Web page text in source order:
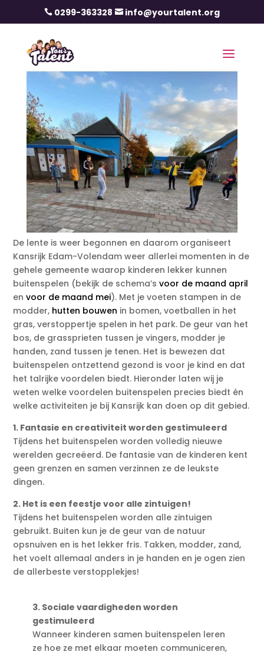
 0299-363328  info@yourtalent.org
De lente is weer begonnen en daarom organiseert
Kansrijk Edam-Volendam weer allerlei momenten in de
gehele gemeente waarop kinderen lekker kunnen
buitenspelen (bekijk de schema’svoor de maand april
envoor de maand mei). Met je voeten stampen in de
modder, hutten bouwen in bomen, voetballen in het
gras, verstoppertje spelen in het park. De geur van het
bos, de grassprieten tussen je vingers, modder je
handen, zand tussen je tenen. Het is bewezen dat
buitenspelen ontzettend gezond is voor je kind en dat
het talrijke voordelen biedt. Hieronder laten wij je
weten welke voordelen buitenspelen precies biedt én
welke activiteiten je bij Kansrijk kan doen op dit gebied.
1. Fantasie en creativiteit worden gestimuleerd
Tijdens het buitenspelen worden volledig nieuwe
werelden gecreëerd. De fantasie van de kinderen kent
geen grenzen en samen verzinnen ze de leukste
dingen.
2. Het is een feestje voor alle zintuigen!
Tijdens het buitenspelen worden alle zintuigen
gebruikt. Buiten kun je de geur van de natuur
opsnuiven en is het lekker fris. Takken, modder, zand,
het voelt allemaal anders in je handen en je ogen zien
de allerbeste verstopplekjes!
3. Sociale vaardigheden worden
gestimuleerd
Wanneer kinderen samen buitenspelen leren
ze hoe ze met elkaar moeten communiceren,